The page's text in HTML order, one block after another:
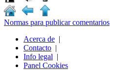
Normas para publicar comentarios
Acerca de |
Contacto |
Info legal |
Panel Cookies